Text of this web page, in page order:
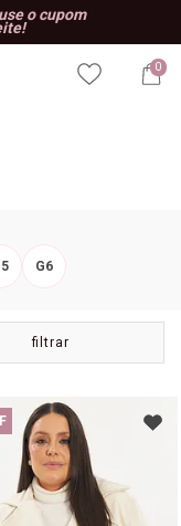
o cupom
0
G6
filtrar